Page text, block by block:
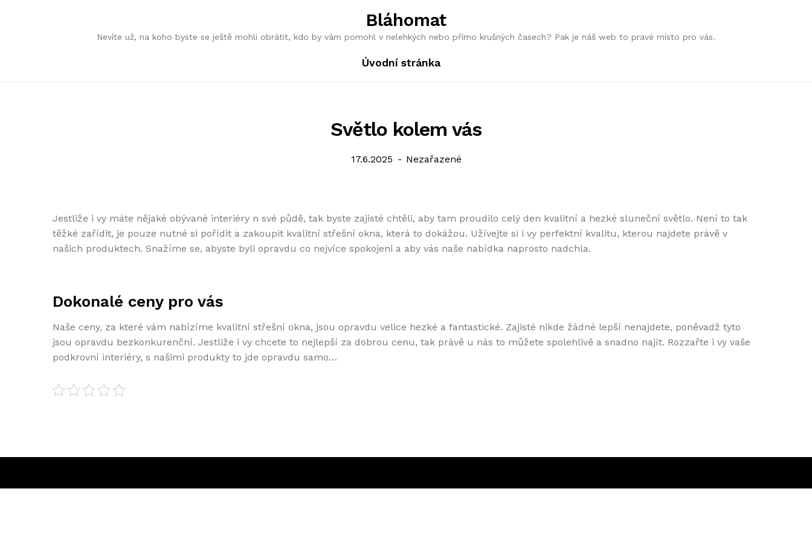
Bláhomat
Nevíte už, na koho byste se ještě mohli obrátit, kdo by vám pomohl v nelehkých nebo přímo krušných časech? Pak je náš web to pravé místo pro vás.
Úvodní stránka
Světlo kolem vás
Posted
17.6.2025 Categories:
Nezařazené
Jestliže i vy máte nějaké obývané interiéry n své půdě, tak byste zajisté chtěli, aby tam proudilo celý den kvalitní a hezké sluneční světlo. Není to tak
těžké zařídit, je pouze nutné si pořídit a zakoupit kvalitní střešní okna, která to dokážou. Užívejte si i vy perfektní kvalitu, kterou najdete právě v
našich produktech. Snažíme se, abyste byli opravdu co nejvíce spokojeni a aby vás naše nabídka naprosto nadchla.
Dokonalé ceny pro vás
Naše ceny, za které vám nabízíme kvalitní střešní okna, jsou opravdu velice hezké a fantastické. Zajisté nikde žádné lepší nenajdete, poněvadž tyto
jsou opravdu bezkonkurenční. Jestliže i vy chcete to nejlepší za dobrou cenu, tak právě u nás to můžete spolehlivě a snadno najít. Rozzařte i vy vaše
podkrovní interiéry, s našimi produkty to jde opravdu samo…